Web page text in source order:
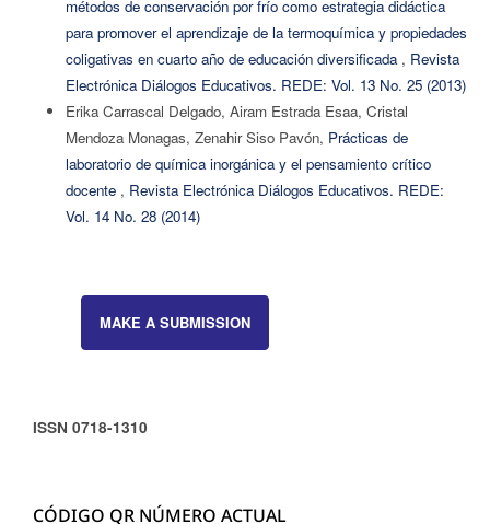
métodos de conservación por frío como estrategia didáctica
para promover el aprendizaje de la termoquímica y propiedades
coligativas en cuarto año de educación diversificada , Revista
Electrónica Diálogos Educativos. REDE: Vol. 13 No. 25 (2013)
Erika Carrascal Delgado, Airam Estrada Esaa, Cristal
Mendoza Monagas, Zenahir Siso Pavón, Prácticas de
laboratorio de química inorgánica y el pensamiento crítico
docente , Revista Electrónica Diálogos Educativos. REDE:
Vol. 14 No. 28 (2014)
MAKE A SUBMISSION
ISSN 0718-1310
CÓDIGO QR NÚMERO ACTUAL